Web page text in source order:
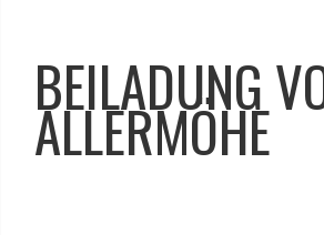
BEILADUNG
ALLERMÖHE